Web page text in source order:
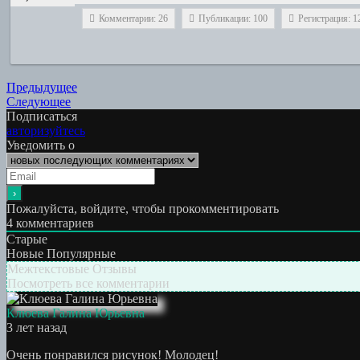
Комментарии: 26 Публикации: 100 Регистрация:
Навигация
по
записям
ПредыдущееПредыдущая
СледующееСледующая
работа:
Подписаться
авторизуйтесь
Уведомить о
Пожалуйста, войдите, чтобы прокомментировать
4 комментариев
Старые
Новые Популярные
Межтекстовые Отзывы
Посмотреть все комментарии
Клюева Галина Юрьевна
3 лет назад
Очень понравился рисунок! Молодец!